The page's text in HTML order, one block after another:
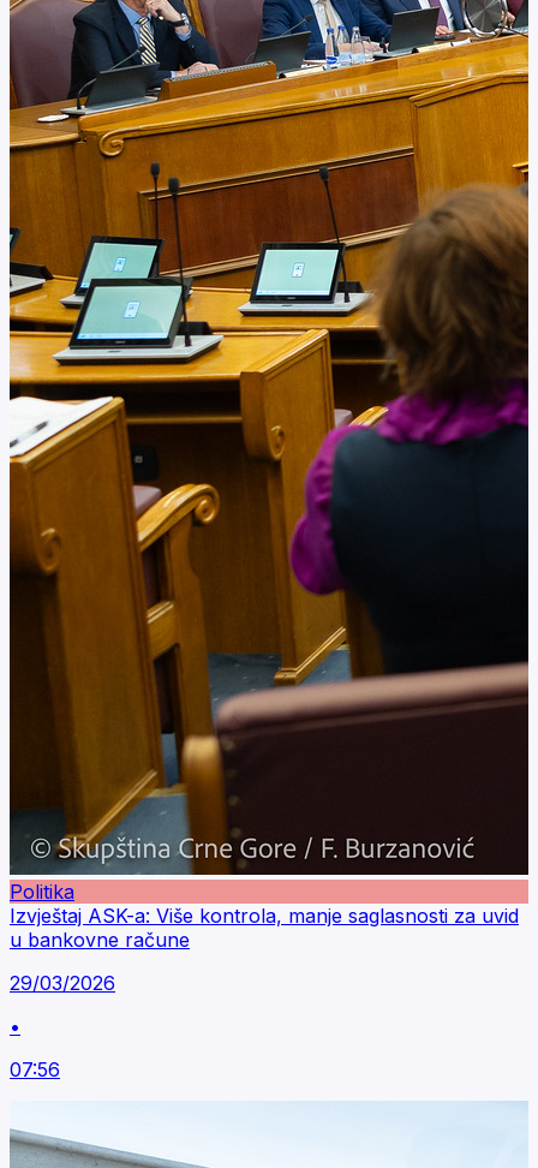
Politika
Izvještaj ASK-a: Više kontrola, manje saglasnosti za uvid
u bankovne račune
29/03/2026
•
07:56